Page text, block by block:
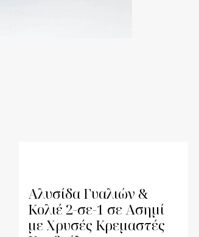
Αλυσίδα Γυαλιών &
Κολιέ 2-σε-1 σε Ασημί
με Χρυσές Κρεμαστές